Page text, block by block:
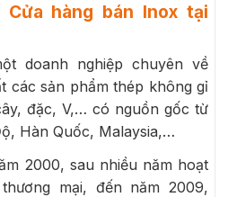
hàng bán Inox tại
doanh nghiệp chuyên về
các sản phẩm thép không gỉ
đặc, V,… có nguồn gốc từ
Hàn Quốc, Malaysia,…
2000, sau nhiều năm hoạt
mại, đến năm 2009,